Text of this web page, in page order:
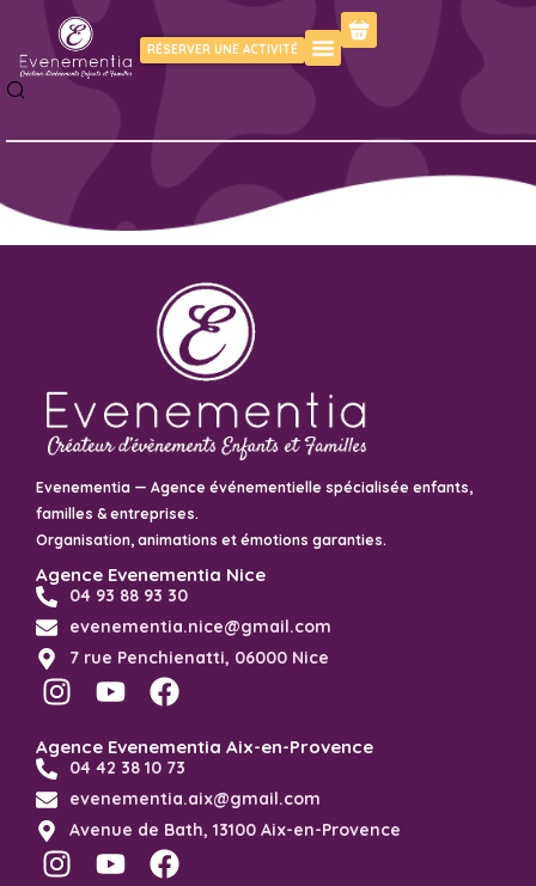
RÉSERVER UNE ACTIVITÉ
Evenementia — Agence événementielle spécialisée enfants,
familles & entreprises.
Organisation, animations et émotions garanties.
Agence Evenementia Nice
04 93 88 93 30
evenementia.nice@gmail.com
7 rue Penchienatti, 06000 Nice
Agence Evenementia Aix-en-Provence
04 42 38 10 73
evenementia.aix@gmail.com
Avenue de Bath, 13100 Aix-en-Provence